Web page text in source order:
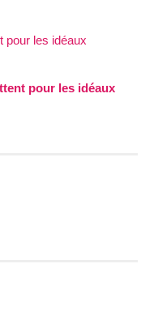
pour les idéaux
pour les idéaux